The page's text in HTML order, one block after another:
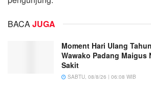
BACA JUGA
Moment Hari Ulang
Wawako Padang Maigus
Sakit
SABTU, 08/8/26 | 06:08 WIB